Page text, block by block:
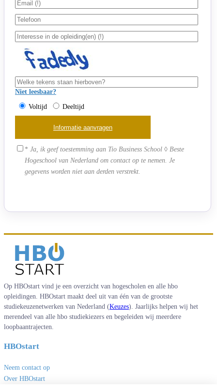
Niet leesbaar?
Voltijd
Deeltijd
* Ja, ik geef toestemming aan Tio Business School ◊ Beste
Hogeschool van Nederland om contact op te nemen. Je
gegevens worden niet aan derden verstrekt.
Op HBOstart vind je een overzicht van hogescholen en alle hbo
opleidingen. HBOstart maakt deel uit van één van de grootste
studiekeuzenetwerken van Nederland (Keuzes). Jaarlijks helpen wij het
merendeel van alle hbo studiekiezers en begeleiden wij meerdere
loopbaantrajecten.
HBOstart
Neem contact op
Over HBOstart